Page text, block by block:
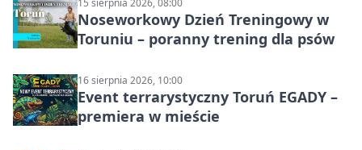
15 sierpnia 2026, 08:00
Noseworkowy Dzień Treningowy w
Toruniu – poranny trening dla psów
16 sierpnia 2026, 10:00
Event terrarystyczny Toruń EGADY –
premiera w mieście